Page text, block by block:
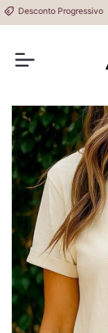
Desconto Progressivo